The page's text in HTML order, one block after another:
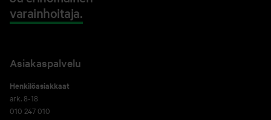
varainhoitaja.
Asiakaspalvelu
Henkilöasiakkaat
ark. 8-18
010 247 010